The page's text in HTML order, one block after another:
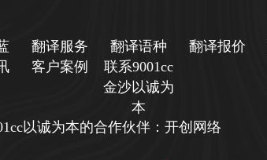
翻译服务 翻译语种 翻译报价
客户案例
联系9001cc
金沙以诚为
本
以诚为本的合作伙伴：开创网络